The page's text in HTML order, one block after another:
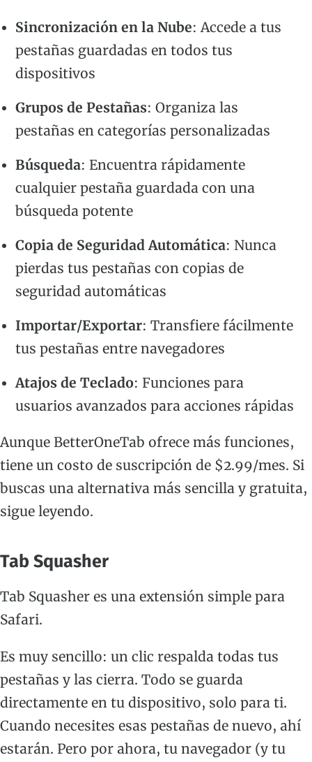
Sincronización en la Nube: Accede a tus
pestañas guardadas en todos tus
dispositivos
Grupos de Pestañas: Organiza las
pestañas en categorías personalizadas
Búsqueda: Encuentra rápidamente
cualquier pestaña guardada con una
búsqueda potente
Copia de Seguridad Automática: Nunca
pierdas tus pestañas con copias de
seguridad automáticas
Importar/Exportar: Transfiere fácilmente
tus pestañas entre navegadores
Atajos de Teclado: Funciones para
usuarios avanzados para acciones rápidas
Aunque BetterOneTab ofrece más funciones,
tiene un costo de suscripción de $2.99/mes. Si
buscas una alternativa más sencilla y gratuita,
sigue leyendo.
Tab Squasher
Tab Squasher es una extensión simple para
Safari.
Es muy sencillo: un clic respalda todas tus
pestañas y las cierra. Todo se guarda
directamente en tu dispositivo, solo para ti.
Cuando necesites esas pestañas de nuevo, ahí
estarán. Pero por ahora, tu navegador (y tu